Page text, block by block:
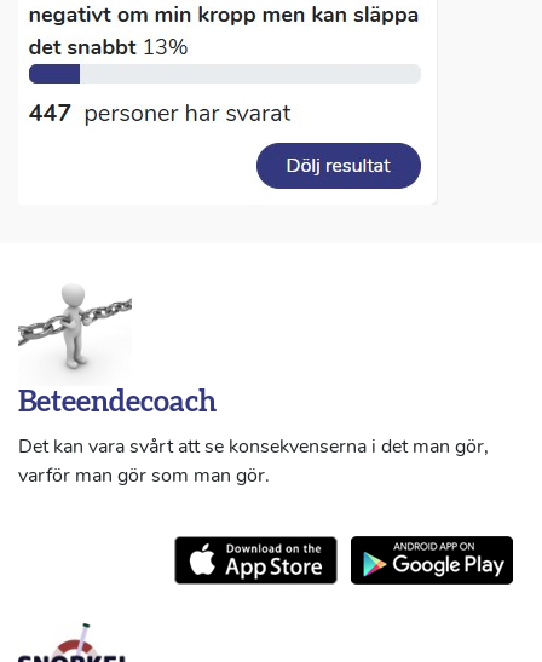
Beteendecoach
Det kan vara svårt att se konsekvenserna i det man gör,
varför man gör som man gör.